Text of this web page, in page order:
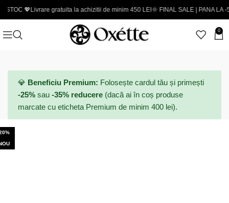
Livrare gratuita la achizitii de minim 450 LEI🌞 FINAL SALE | PANA LA -50% -
0
💎 Beneficiu Premium: Folosește cardul tău și primești
-25% sau -35% reducere (dacă ai în coș produse
marcate cu eticheta Premium de minim 400 lei).